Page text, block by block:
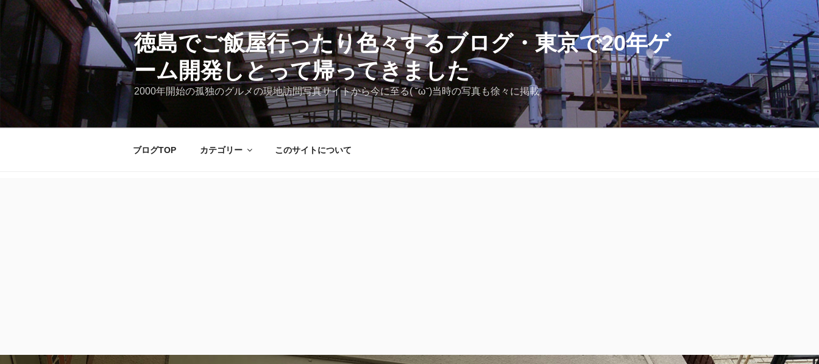
ン
へ
ス
キ
徳島でご飯屋行ったり色々するブログ・東京で20年ゲ
ーム開発しとって帰ってきました
2000年開始の孤独のグルメの現地訪問写真サイトから今に至る( ˘ω˘)当時の写真も徐々に掲載
ブログTOP カテゴリー このサイトについて